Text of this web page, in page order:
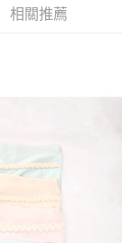
AFTEE先享後付」
需透過AFTEE先享
為準，若有關於
「AFTEE先享後付
home
付」服務完成之交
關給付款項請求債
相關推薦